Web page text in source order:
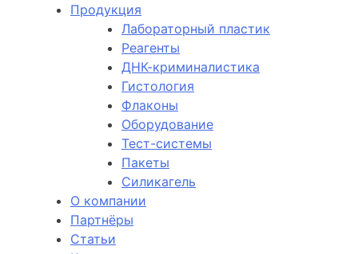
Продукция
Лабораторный пластик
Реагенты
ДНК-криминалистика
Гистология
Флаконы
Оборудование
Тест-системы
Пакеты
Силикагель
О компании
Партнёры
Статьи